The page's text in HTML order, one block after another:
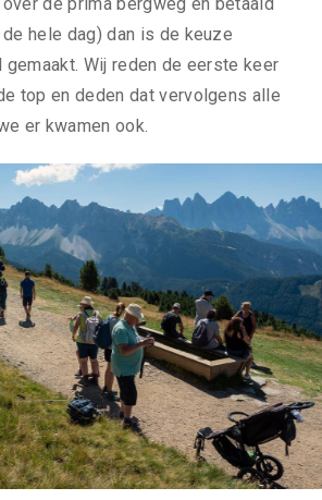
hele dag) dan is de keuze
Wij reden de eerste keer
top en deden dat vervolgens alle
er kwamen ook.